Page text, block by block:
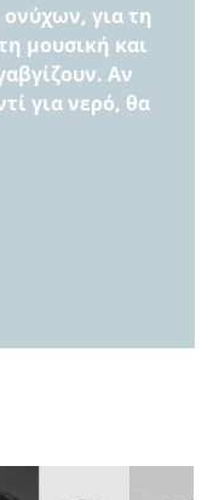
για τη
μουσική και
Αν
για νερό, θα